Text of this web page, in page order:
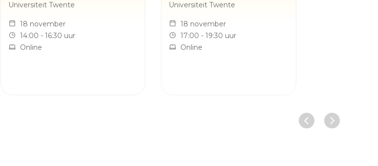
Universiteit Twente
18 november
14:00 - 16:30 uur
Online
Universiteit Twente
18 november
17:00 - 19:30 uur
Online
Vorige slideVolgende